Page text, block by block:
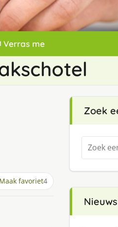
Verras me
Maak favoriet4
Zoek
Zoeken
naar: